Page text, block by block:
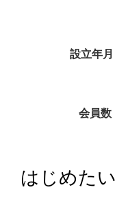
設立
会員数
はじめた